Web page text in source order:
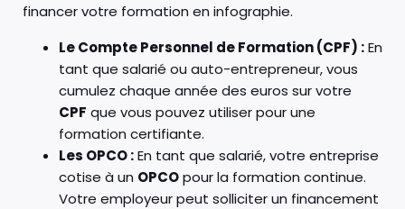
financer votre formation en infographie.
Le Compte Personnel de Formation (CPF) :En
tant que salarié ou auto-entrepreneur, vous
cumulez chaque année des euros sur votre
CPF que vous pouvez utiliser pour une
formation certifiante.
Les OPCO :En tant que salarié, votre entreprise
cotise à un OPCOpour la formation continue.
Votre employeur peut solliciter un financement